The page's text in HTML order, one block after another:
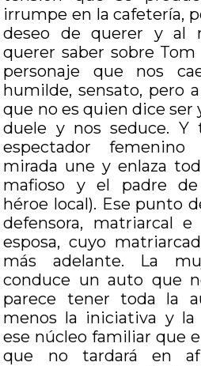
irrumpe en la cafetería,
deseo de querer y al
querer saber sobre
personaje que nos
humilde, sensato, pero
que no es quien dice ser
duele y nos seduce. Y
espectador
mirada une y enlaza
mafioso y el padre
héroe local). Ese punto
defensora, matriarcal
esposa, cuyo
más adelante. La
conduce un auto que
parece tener toda la
menos la iniciativa y la
ese núcleo familiar que
que no tardará en